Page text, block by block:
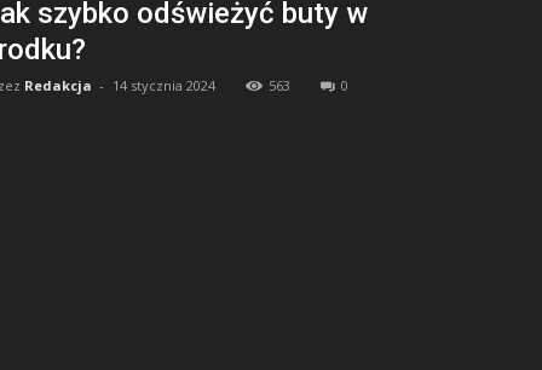
szybko odświeżyć buty w
Redakcja - 14 stycznia 2024 563 0